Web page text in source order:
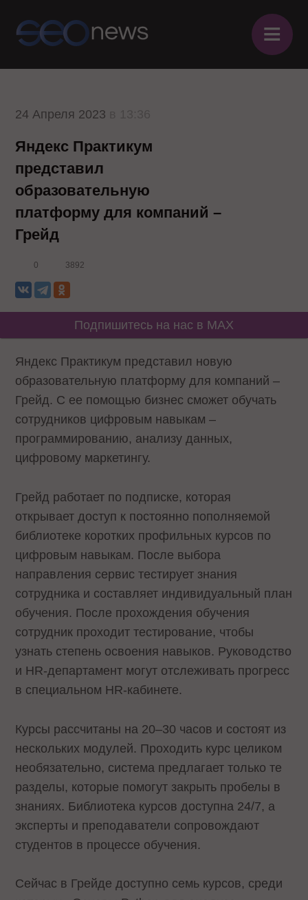
≡
24 Апреля 2023
Яндекс Практикум
представил
образовательную
платформу для компаний –
Грейд
0 3892
Подпишитесь на нас в MAX
Яндекс Практикум представил новую
образовательную платформу для компаний –
Грейд. С ее помощью бизнес сможет обучать
сотрудников цифровым навыкам –
программированию, анализу данных,
цифровому маркетингу.
Грейд работает по подписке, которая
открывает доступ к постоянно пополняемой
библиотеке коротких профильных курсов по
цифровым навыкам. После выбора
направления сервис тестирует знания
сотрудника и составляет индивидуальный план
обучения. После прохождения обучения
сотрудник проходит тестирование, чтобы
узнать степень освоения навыков. Руководство
и HR-департамент могут отслеживать прогресс
в специальном HR-кабинете.
Курсы рассчитаны на 20–30 часов и состоят из
нескольких модулей. Проходить курс целиком
необязательно, система предлагает только те
разделы, которые помогут закрыть пробелы в
знаниях. Библиотека курсов доступна 24/7, а
эксперты и преподаватели сопровождают
студентов в процессе обучения.
Сейчас в Грейде доступно семь курсов, среди